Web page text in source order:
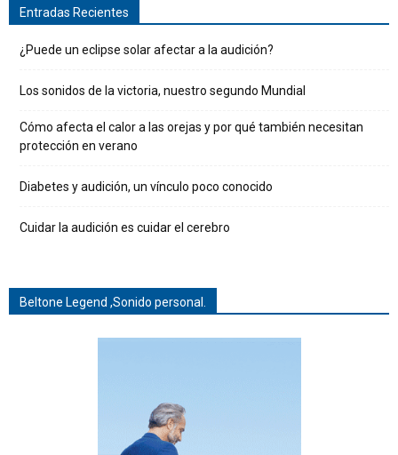
Entradas Recientes
¿Puede un eclipse solar afectar a la audición?
Los sonidos de la victoria, nuestro segundo Mundial
Cómo afecta el calor a las orejas y por qué también necesitan
protección en verano
Diabetes y audición, un vínculo poco conocido
Cuidar la audición es cuidar el cerebro
Beltone Legend ,Sonido personal.